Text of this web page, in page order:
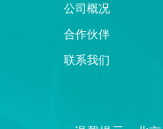
公司概况
合作伙伴
联系我们